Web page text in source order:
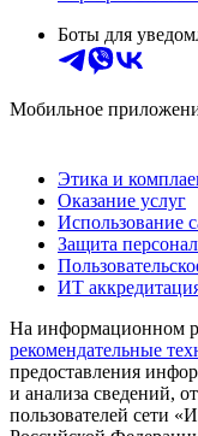
Боты для
Мобильное
Этика и
Оказание услуг
Использование
Защита
ИТ
На информационном
рекомендательные
предоставления
и анализа сведений,
пользователей сети